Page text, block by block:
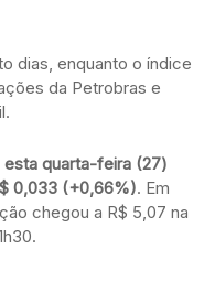
dias, enquanto o índice
da Petrobras e
quarta-feira (27)
0,033 (+0,66%). Em
chegou a R$ 5,07 na